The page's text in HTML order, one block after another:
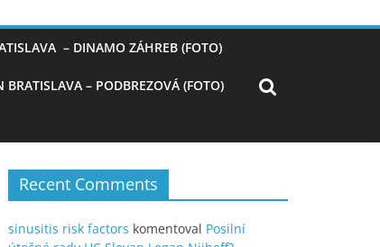
– DINAMO ZÁHREB (FOTO)
BRATISLAVA – PODBREZOVÁ (FOTO)
Recent Comments
sinusitis risk factors komentoval Posilní